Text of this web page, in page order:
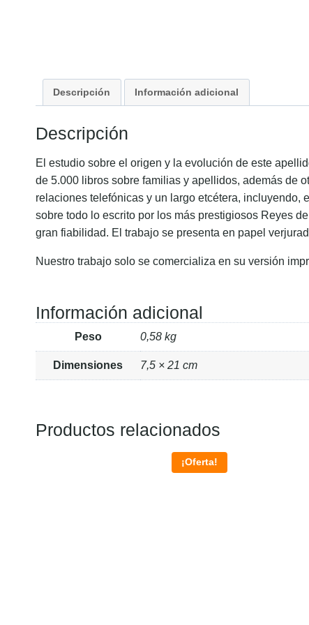
Descripción Información adicional
Descripción
El estudio sobre el origen y la evolución de este
de 5.000 libros sobre familias y apellidos, además de
relaciones telefónicas y un largo etcétera, incluyendo,
sobre todo lo escrito por los más prestigiosos Reyes
gran fiabilidad. El trabajo se presenta en papel
Nuestro trabajo solo se comercializa en su versión
Información adicional
Peso 0,58 kg
Dimensiones 7,5 × 21 cm
Productos relacionados
¡Oferta!